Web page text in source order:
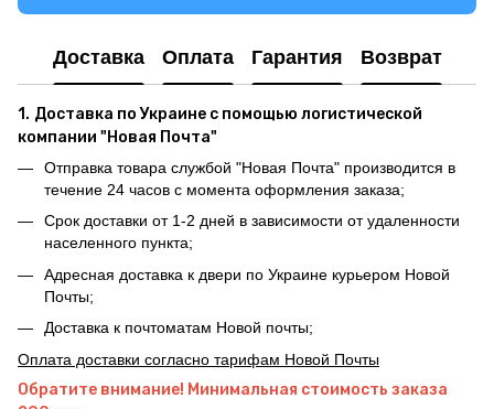
Доставка Оплата Гарантия Возврат
1. Доставка по Украине с помощью логистической
компании "Новая Почта"
Отправка товара службой "Новая Почта" производится в
течение 24 часов с момента оформления заказа;
Срок доставки от 1-2 дней в зависимости от удаленности
населенного пункта;
Адресная доставка к двери по Украине курьером Новой
Почты;
Доставка к почтоматам Новой почты;
Оплата доставки согласно тарифам Новой Почты
Обратите внимание! Минимальная стоимость заказа